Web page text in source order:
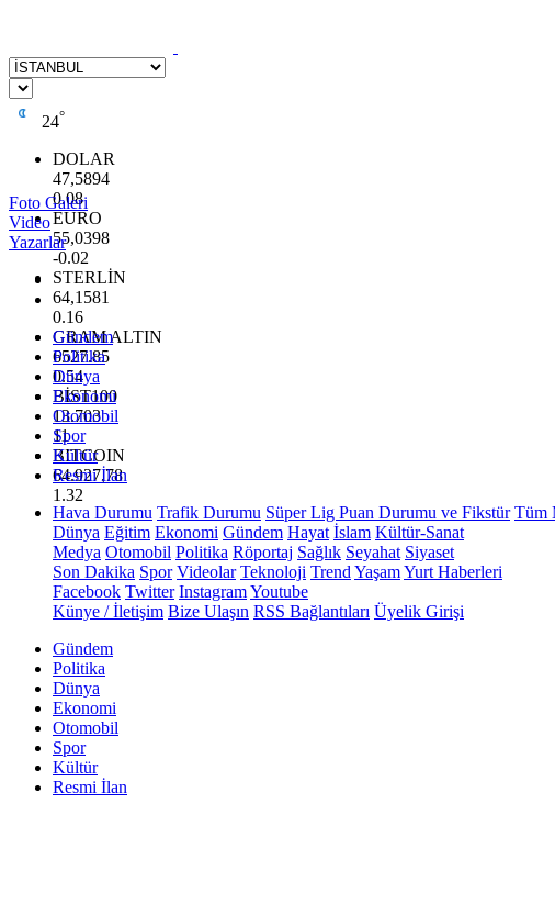
24°
DOLAR
47,5894
0.08
EURO
55,0398
-0.02
STERLİN
64,1581
0.16
GRAM ALTIN
6527.85
0.54
BİST100
13.703
11
BITCOIN
64.927,78
1.32
Foto Galeri
Video
Yazarlar
Gündem
Politika
Dünya
Ekonomi
Otomobil
Spor
Kültür
Resmi İlan
Hava Durumu Trafik Durumu Süper Lig Puan Durumu ve Fikstür Tüm
Dünya Eğitim Ekonomi Gündem Hayat İslam Kültür-Sanat
Medya Otomobil Politika Röportaj Sağlık Seyahat Siyaset
Son Dakika Spor Videolar Teknoloji Trend YaşamYurt Haberleri
Facebook Twitter InstagramYoutube
Künye / İletişim Bize Ulaşın RSS Bağlantıları Üyelik Girişi
Gündem
Politika
Dünya
Ekonomi
Otomobil
Spor
Kültür
Resmi İlan